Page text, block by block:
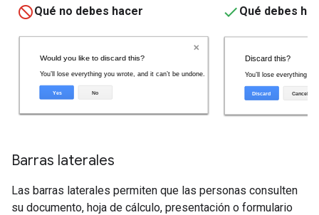
Qué no debes hacer Qué debes
Barras laterales
Las barras laterales permiten que las personas consulten
su documento, hoja de cálculo, presentación o formulario